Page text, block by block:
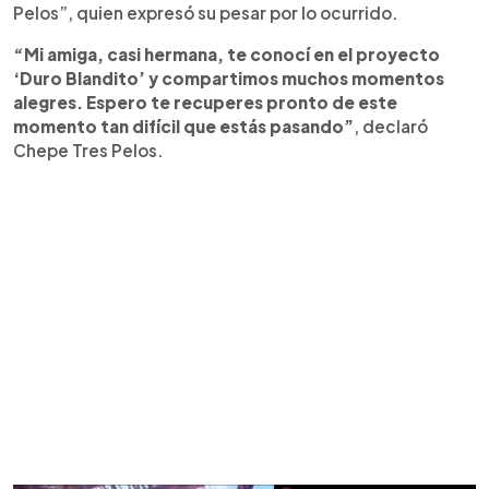
Pelos”, quien expresó su pesar por lo ocurrido.
“Mi amiga, casi hermana, te conocí en el proyecto
‘Duro Blandito’ y compartimos muchos momentos
alegres. Espero te recuperes pronto de este
momento tan difícil que estás pasando” , declaró
Chepe Tres Pelos.